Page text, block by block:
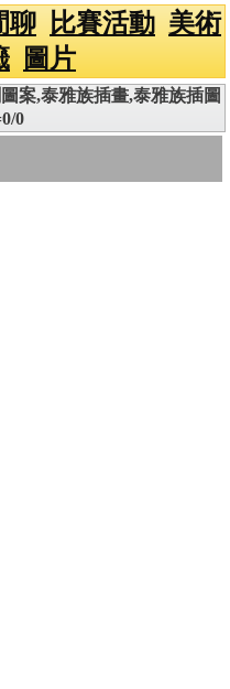
聊 比賽活動 美術
圖片
案,泰雅族插畫,泰雅族插圖
0